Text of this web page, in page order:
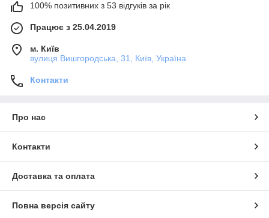
100% позитивних з 53 відгуків за рік
Працює з 25.04.2019
м. Київ
вулиця Вишгородська, 31, Київ, Україна
Контакти
Про нас
Контакти
Доставка та оплата
Повна версія сайту